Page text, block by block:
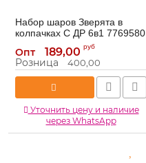
Набор шаров Зверята в
колпачках С ДР 6в1 7769580
Артикул: 7769580
Опт 189,00 руб
Розница 400,00
Уточнить цену и наличие
через WhatsApp